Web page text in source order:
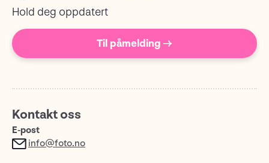
Hold deg oppdatert
Til påmelding →
Kontakt oss
E-post
info@foto.no